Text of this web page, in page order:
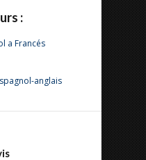
:
a Francés
anglais